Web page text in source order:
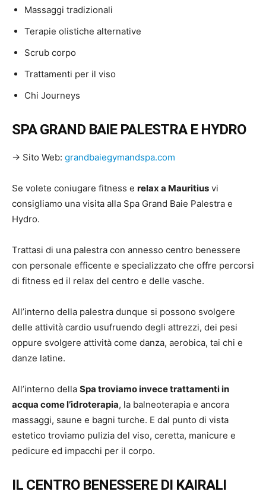
Massaggi tradizionali
Terapie olistiche alternative
Scrub corpo
Trattamenti per il viso
Chi Journeys
SPA GRAND BAIE PALESTRA E HYDRO
→ Sito Web: grandbaiegymandspa.com
Se volete coniugare fitness e relax a Mauritius vi
consigliamo una visita alla Spa Grand Baie Palestra e
Hydro.
Trattasi di una palestra con annesso centro benessere
con personale efficente e specializzato che offre percorsi
di fitness ed il relax del centro e delle vasche.
All’interno della palestra dunque si possono svolgere
delle attività cardio usufruendo degli attrezzi, dei pesi
oppure svolgere attività come danza, aerobica, tai chi e
danze latine.
All’interno della Spa troviamo invece trattamenti in
acqua come l’idroterapia, la balneoterapia e ancora
massaggi, saune e bagni turche. E dal punto di vista
estetico troviamo pulizia del viso, ceretta, manicure e
pedicure ed impacchi per il corpo.
IL CENTRO BENESSERE DI KAIRALI